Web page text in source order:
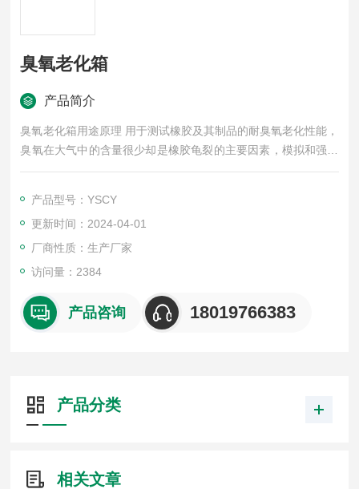
臭氧老化箱
产品简介
臭氧老化箱用途原理 用于测试橡胶及其制品的耐臭氧老化性能，
臭氧在大气中的含量很少却是橡胶龟裂的主要因素，模拟和强化
大气中的臭氧条件，研究臭氧对橡胶的作用规律，快速鉴定和评
的防老化措施，以提高橡胶制品的使用寿命。
产品型号：YSCY
更新时间：2024-04-01
厂商性质：生产厂家
访问量：2384
产品咨询 18019766383
产品分类
相关文章